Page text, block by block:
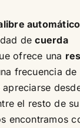
automático
decuerda
ofrece una
frecuencia de
apreciarse
el resto de
encontramos